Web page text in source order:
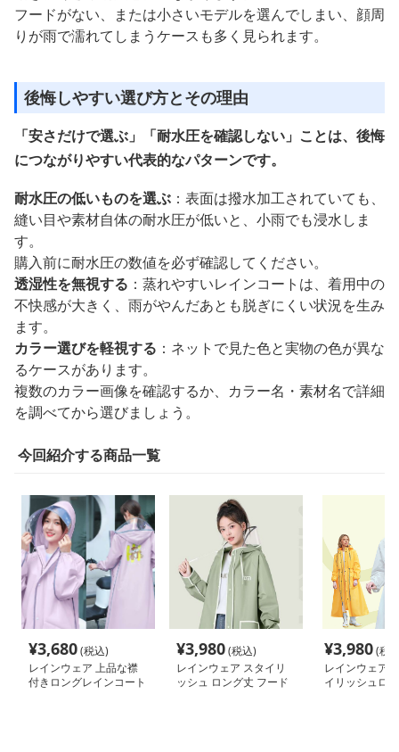
フードがない、または小さいモデルを選んでしまい、顔周
りが雨で濡れてしまうケースも多く見られます。
後悔しやすい選び方とその理由
「安さだけで選ぶ」「耐水圧を確認しない」ことは、後悔
につながりやすい代表的なパターンです。
耐水圧の低いものを選ぶ ：表面は撥水加工されていても、
縫い目や素材自体の耐水圧が低いと、小雨でも浸水しま
す。
購入前に耐水圧の数値を必ず確認してください。
透湿性を無視する ：蒸れやすいレインコートは、着用中の
不快感が大きく、雨がやんだあとも脱ぎにくい状況を生み
ます。
カラー選びを軽視する ：ネットで見た色と実物の色が異な
るケースがあります。
複数のカラー画像を確認するか、カラー名・素材名で詳細
を調べてから選びましょう。
今回紹介する商品一覧
¥3,680(税込)
レインウェア 上品な襟
付きロングレインコート
¥3,980(税込)
レインウェア スタイリ
ッシュ ロング丈 フード
¥3,980(税
レインウェア
イリッシュロ